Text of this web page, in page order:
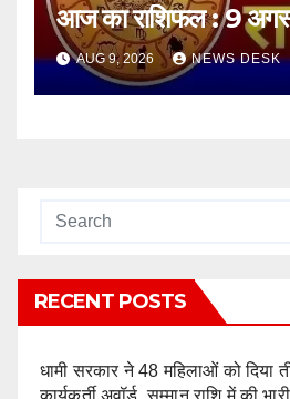
आज का राशिफल : 9
AUG 9, 2026 NEWS DESK
RECENT POSTS
धामी सरकार ने 48 महिलाओं को दिया
कार्यकर्ती अवॉर्ड, सम्मान राशि में की